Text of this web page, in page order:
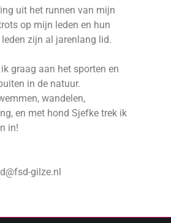
uit het runnen van mijn
op mijn leden en hun
zijn al jarenlang lid.
graag aan het sporten en
in de natuur.
wandelen,
en met hond Sjefke trek ik
in!
gilze.nl